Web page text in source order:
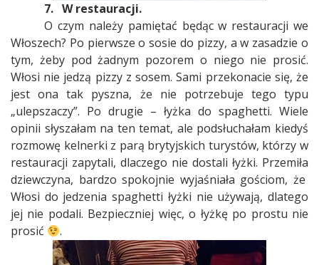
7. W restauracji.
O czym należy pamiętać będąc w restauracji we
Włoszech? Po pierwsze o sosie do pizzy, a w zasadzie o
tym, żeby pod żadnym pozorem o niego nie prosić.
Włosi nie jedzą pizzy z sosem. Sami przekonacie się, że
jest ona tak pyszna, że nie potrzebuje tego typu
„ulepszaczy”. Po drugie – łyżka do spaghetti. Wiele
opinii słyszałam na ten temat, ale podsłuchałam kiedyś
rozmowę kelnerki z parą brytyjskich turystów, którzy w
restauracji zapytali, dlaczego nie dostali łyżki. Przemiła
dziewczyna, bardzo spokojnie wyjaśniała gościom, że
Włosi do jedzenia spaghetti łyżki nie używają, dlatego
jej nie podali. Bezpieczniej więc, o łyżkę po prostu nie
prosić
.